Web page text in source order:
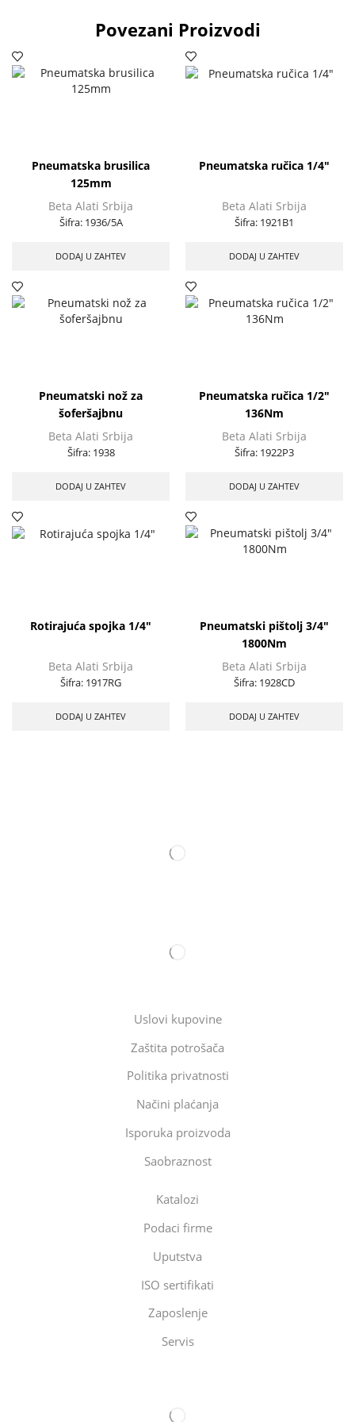
Povezani Proizvodi
Pneumatska brusilica
125mm
Beta Alati Srbija
Šifra: 1936/5A
DODAJ U ZAHTEV
Pneumatska ručica 1/4″
Beta Alati Srbija
Šifra: 1921B1
DODAJ U ZAHTEV
Pneumatski nož za
šoferšajbnu
Beta Alati Srbija
Šifra: 1938
DODAJ U ZAHTEV
Pneumatska ručica 1/2″
136Nm
Beta Alati Srbija
Šifra: 1922P3
DODAJ U ZAHTEV
Rotirajuća spojka 1/4″
Beta Alati Srbija
Šifra: 1917RG
DODAJ U ZAHTEV
Pneumatski pištolj 3/4″
1800Nm
Beta Alati Srbija
Šifra: 1928CD
DODAJ U ZAHTEV
Uslovi kupovine
Zaštita potrošača
Politika privatnosti
Načini plaćanja
Isporuka proizvoda
Saobraznost
Katalozi
Podaci firme
Uputstva
ISO sertifikati
Zaposlenje
Servis